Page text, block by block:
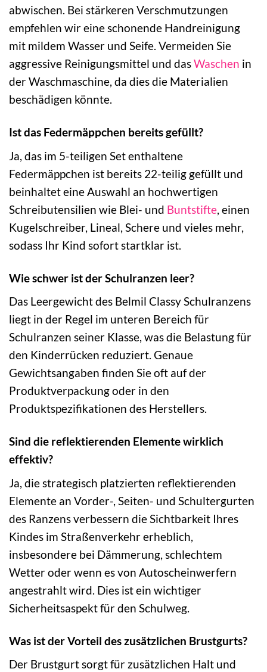
abwischen. Bei stärkeren Verschmutzungen
empfehlen wir eine schonende Handreinigung
mit mildem Wasser und Seife. Vermeiden Sie
aggressive Reinigungsmittel und dasWaschen in
der Waschmaschine, da dies die Materialien
beschädigen könnte.
Ist das Federmäppchen bereits gefüllt?
Ja, das im 5-teiligen Set enthaltene
Federmäppchen ist bereits 22-teilig gefüllt und
beinhaltet eine Auswahl an hochwertigen
Schreibutensilien wie Blei- und Buntstifte, einen
Kugelschreiber, Lineal, Schere und vieles mehr,
sodass Ihr Kind sofort startklar ist.
Wie schwer ist der Schulranzen leer?
Das Leergewicht des Belmil Classy Schulranzens
liegt in der Regel im unteren Bereich für
Schulranzen seiner Klasse, was die Belastung für
den Kinderrücken reduziert. Genaue
Gewichtsangaben finden Sie oft auf der
Produktverpackung oder in den
Produktspezifikationen des Herstellers.
Sind die reflektierenden Elemente wirklich
effektiv?
Ja, die strategisch platzierten reflektierenden
Elemente an Vorder-, Seiten- und Schultergurten
des Ranzens verbessern die Sichtbarkeit Ihres
Kindes im Straßenverkehr erheblich,
insbesondere bei Dämmerung, schlechtem
Wetter oder wenn es von Autoscheinwerfern
angestrahlt wird. Dies ist ein wichtiger
Sicherheitsaspekt für den Schulweg.
Was ist der Vorteil des zusätzlichen Brustgurts?
Der Brustgurt sorgt für zusätzlichen Halt und